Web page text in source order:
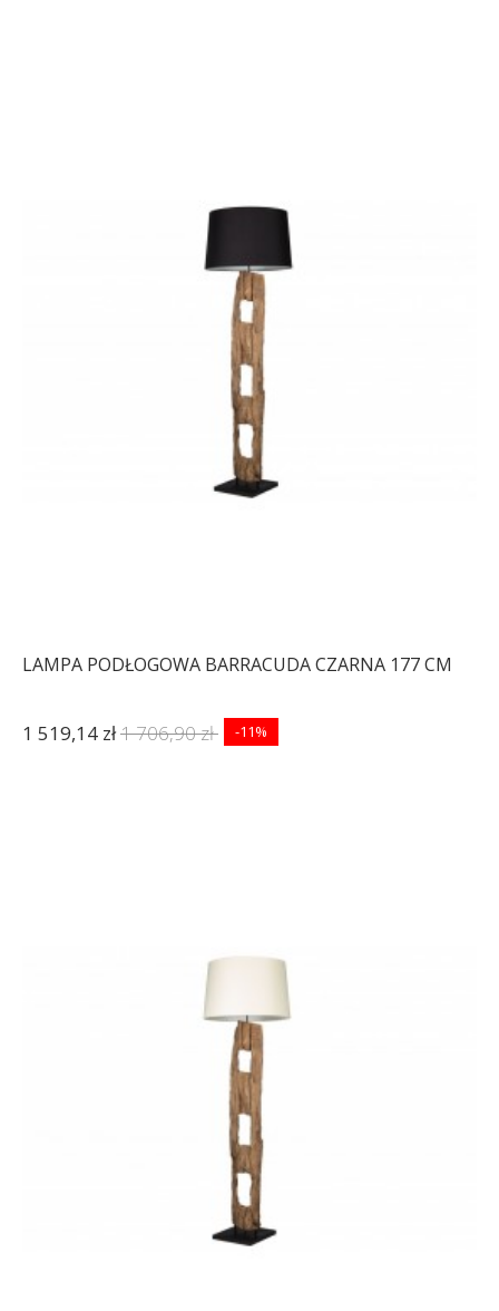
LAMPA PODŁOGOWA BARRACUDA CZARNA 177 CM
1 519,14 zł1 706,90 zł -11%